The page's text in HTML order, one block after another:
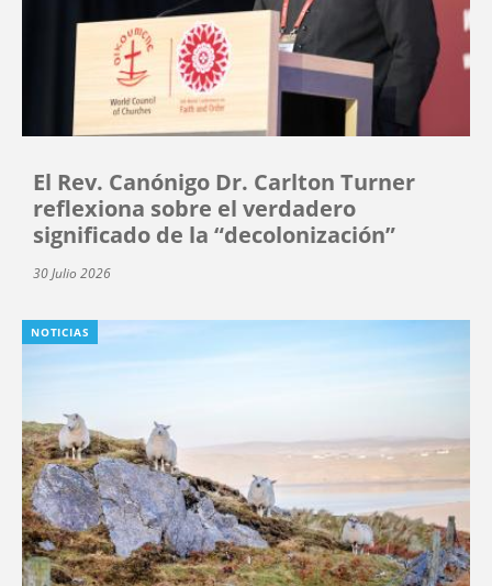
El Rev. Canónigo Dr. Carlton Turner
reflexiona sobre el verdadero
significado de la “decolonización”
30 Julio 2026
NOTICIAS